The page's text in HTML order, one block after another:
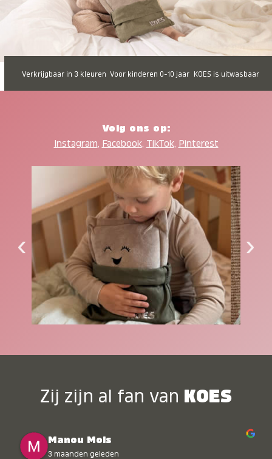
Verkrijgbaar in 3 kleuren Voor kinderen 0-10 jaar KOES is uitwasbaar
Volg ons op:
Instagram, Facebook, TikTok, Pinterest
‹ ›
Zij zijn al fan van KOES
Manou Mols
3 maanden geleden